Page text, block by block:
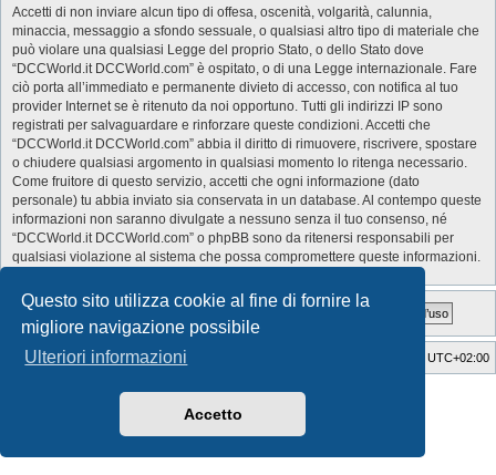
Questo sito utilizza cookie al fine di fornire la
migliore navigazione possibile
Ulteriori informazioni
Accetto
Accetti di non inviare alcun tipo di offesa, oscenità, volgarità, calunnia,
minaccia, messaggio a sfondo sessuale, o qualsiasi altro tipo di materiale che
può violare una qualsiasi Legge del proprio Stato, o dello Stato dove
“DCCWorld.it DCCWorld.com” è ospitato, o di una Legge internazionale. Fare
ciò porta all’immediato e permanente divieto di accesso, con notifica al tuo
provider Internet se è ritenuto da noi opportuno. Tutti gli indirizzi IP sono
registrati per salvaguardare e rinforzare queste condizioni. Accetti che
“DCCWorld.it DCCWorld.com” abbia il diritto di rimuovere, riscrivere, spostare
o chiudere qualsiasi argomento in qualsiasi momento lo ritenga necessario.
Come fruitore di questo servizio, accetti che ogni informazione (dato
personale) tu abbia inviato sia conservata in un database. Al contempo queste
informazioni non saranno divulgate a nessuno senza il tuo consenso, né
“DCCWorld.it DCCWorld.com” o phpBB sono da ritenersi responsabili per
qualsiasi violazione al sistema che possa compromettere queste informazioni.
Indice UTC+02:00
Style Developer by ©GTA game
phpBB